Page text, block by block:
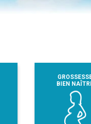
BIEN